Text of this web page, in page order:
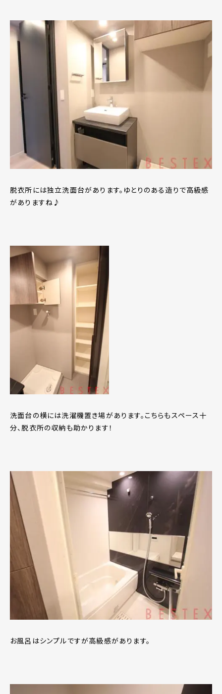
脱衣所には独立洗面台があります。ゆとりのある造りで高級感
がありますね♪
洗面台の横には洗濯機置き場があります。こちらもスペース十
分、脱衣所の収納も助かります！
お風呂はシンプルですが高級感があります。